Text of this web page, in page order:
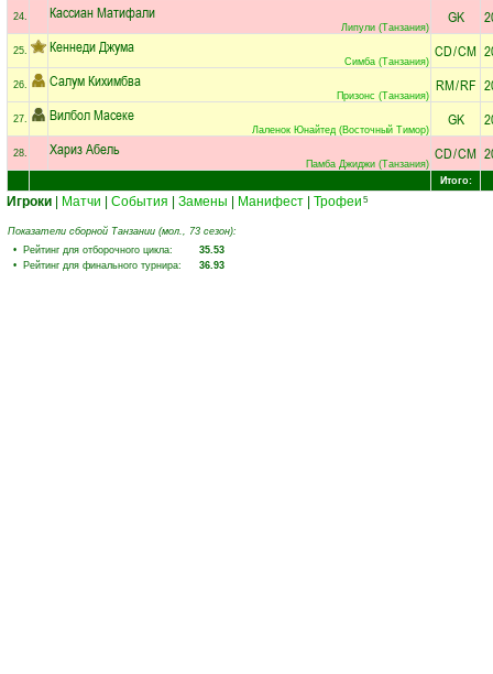
24. Кассиан Матифали
Липули (Танзания)
GK
25. Кеннеди Джума
Симба (Танзания)
CD/CM
26. Салум Кихимбва
Призонс (Танзания)
RM/RF
27. Вилбол Масеке
Лаленок Юнайтед (Восточный Тимор)
GK
28. Хариз Абель
Памба Джиджи (Танзания)
CD/CM
Итого:
Игроки Матчи События Замены Манифест Трофеи 5
Показатели сборной Танзании (мол., 73 сезон):
• Рейтинг для отборочного цикла:
35.53
• Рейтинг для финального турнира:
36.93